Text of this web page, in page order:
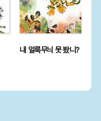
내 얼룩무늬 못 봤니?